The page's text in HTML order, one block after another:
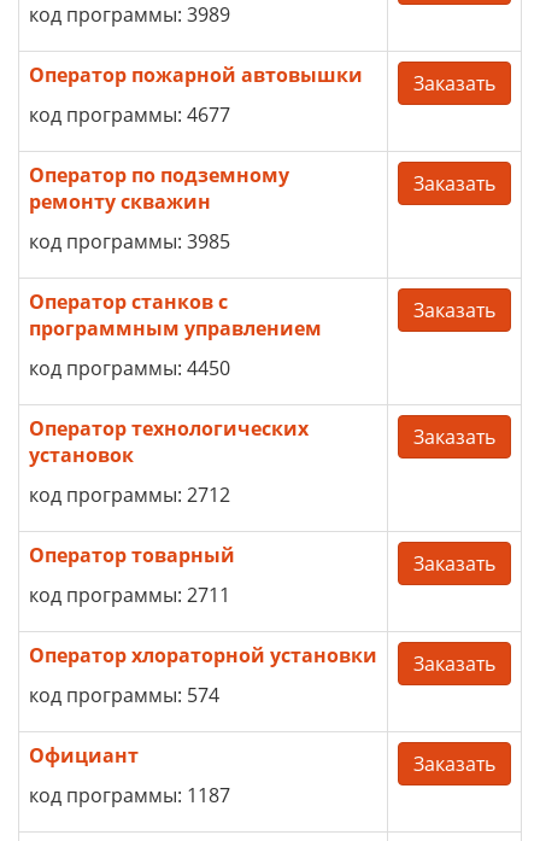
код программы: 3989
Оператор пожарной автовышки
код программы: 4677
Заказать
Оператор по подземному
ремонту скважин
код программы: 3985
Заказать
Оператор станков с
программным управлением
код программы: 4450
Заказать
Оператор технологических
установок
код программы: 2712
Заказать
Оператор товарный
код программы: 2711
Заказать
Оператор хлораторной установки
код программы: 574
Заказать
Официант
код программы: 1187
Заказать